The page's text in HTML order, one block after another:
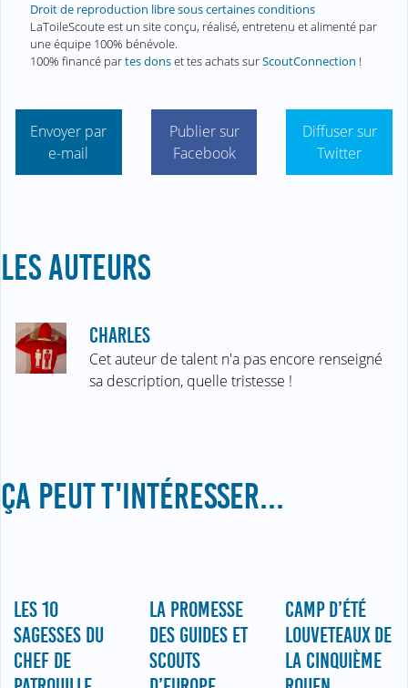
Droit de reproduction libre sous certaines conditions
LaToileScoute est un site conçu, réalisé, entretenu et alimenté par
une équipe 100% bénévole.
100% financé partes donset tes achats surScoutConnection !
Envoyer par
e-mail
Publier sur
Facebook
Diffuser sur
Twitter
LES AUTEURS
CHARLES
Cet auteur de talent n'a pas encore renseigné
sa description, quelle tristesse !
ÇA PEUT T'INTÉRESSER...
LES 10
SAGESSES DU
CHEF DE
LA PROMESSE
DES GUIDES ET
SCOUTS
CAMP D’ÉTÉ
LOUVETEAUX DE
LA CINQUIÈME